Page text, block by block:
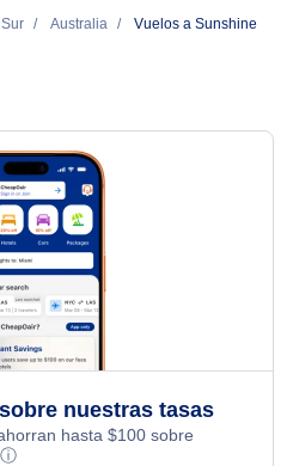
Australia
Vuelos a Sunshine
sobre nuestras tasas
hasta $100 sobre
ⓘ